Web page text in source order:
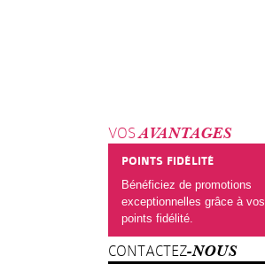
VOS AVANTAGES
POINTS FIDÉLITÉ
Bénéficiez de promotions
exceptionnelles grâce à vos
points fidélité.
CONTACTEZ -NOUS